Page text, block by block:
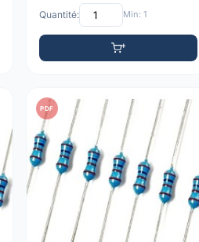
Quantité: Min: 1
PDF